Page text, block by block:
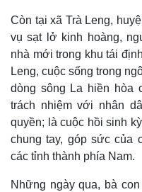
Còn tại xã Trà Leng,
vụ sạt lở kinh hoàng,
nhà mới trong khu tái
Leng, cuộc sống trong
dòng sông La hiền hòa
trách nhiệm với nhân
quyền; là cuộc hồi sinh
chung tay, góp sức của
các tỉnh thành phía Nam.
Những ngày qua, bà